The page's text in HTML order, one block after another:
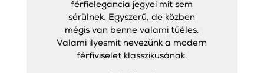
férfielegancia jegyei mit sem
sérülnek. Egyszerű, de közben
mégis van benne valami tűéles.
Valami ilyesmit nevezünk a modern
férfiviselet klasszikusának.